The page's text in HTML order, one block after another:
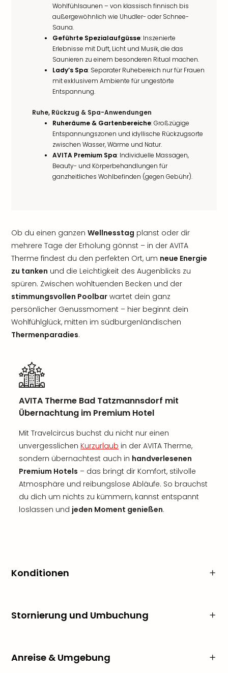
Wohlfühlsaunen – von klassisch finnisch bis
außergewöhnlich wie Uhudler- oder Schnee-
Sauna.
Geführte Spezialaufgüsse: Inszenierte
Erlebnisse mit Duft, Licht und Musik, die das
Saunieren zu einem besonderen Ritual machen.
Lady’s Spa: Separater Ruhebereich nur für Frauen
mit exklusivem Ambiente für ungestörte
Entspannung.
Ruhe, Rückzug & Spa-Anwendungen
Ruheräume & Gartenbereiche: Großzügige
Entspannungszonen und idyllische Rückzugsorte
zwischen Wasser, Wärme und Natur.
AVITA Premium Spa: Individuelle Massagen,
Beauty- und Körperbehandlungen für
ganzheitliches Wohlbefinden (gegen Gebühr).
Ob du einen ganzen Wellnesstag planst oder dir
mehrere Tage der Erholung gönnst – in der AVITA
Therme findest du den perfekten Ort, um neue Energie
zu tanken und die Leichtigkeit des Augenblicks zu
spüren. Zwischen wohltuenden Becken und der
stimmungsvollen Poolbar wartet dein ganz
persönlicher Genussmoment – hier beginnt dein
Wohlfühlglück, mitten im südburgenländischen
Thermenparadies.
AVITA Therme Bad Tatzmannsdorf mit
Übernachtung im Premium Hotel
Mit Travelcircus buchst du nicht nur einen
unvergesslichen Kurzurlaub in der AVITA Therme,
sondern übernachtest auch in handverlesenen
Premium Hotels – das bringt dir Komfort, stilvolle
Atmosphäre und reibungslose Abläufe. So brauchst
du dich um nichts zu kümmern, kannst entspannt
loslassen und jeden Moment genießen.
Konditionen
Stornierung und Umbuchung
Anreise & Umgebung